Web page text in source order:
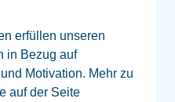
erfüllen unseren
in Bezug auf
Motivation. Mehr zu
auf der Seite